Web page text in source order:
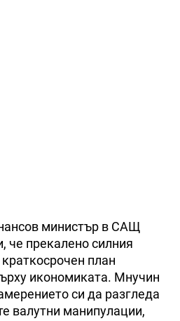
министър в САЩ
че прекалено силния
план
икономиката. Мнучин
си да разгледа
валутни манипулации,